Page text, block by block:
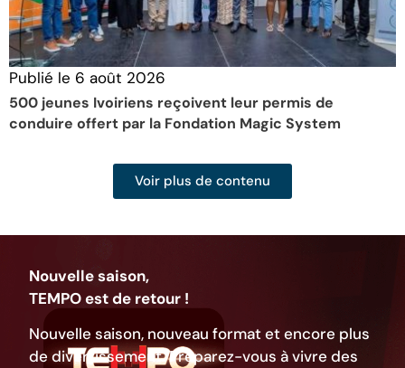
Publié le 6 août 2026
500 jeunes Ivoiriens reçoivent leur permis de
conduire offert par la Fondation Magic System
Voir plus de contenu
Nouvelle saison,
TEMPO est de retour !
Nouvelle saison, nouveau format et encore plus
de divertissement. Préparez-vous à vivre des